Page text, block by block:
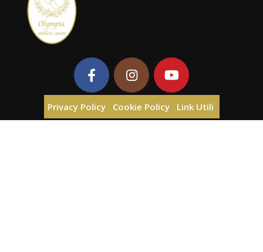
Privacy Policy Cookie Policy Link Utili